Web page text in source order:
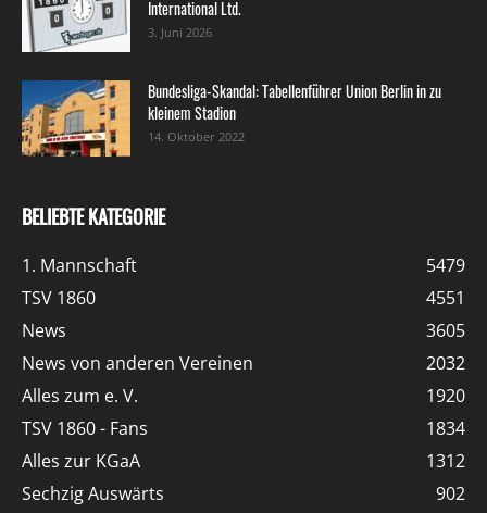
International Ltd.
3. Juni 2026
Bundesliga-Skandal: Tabellenführer Union Berlin in zu
kleinem Stadion
14. Oktober 2022
BELIEBTE KATEGORIE
1. Mannschaft
5479
TSV 1860
4551
News
3605
News von anderen Vereinen
2032
Alles zum e. V.
1920
TSV 1860 - Fans
1834
Alles zur KGaA
1312
Sechzig Auswärts
902